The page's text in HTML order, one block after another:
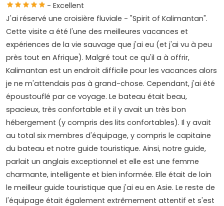
- Excellent
J'ai réservé une croisière fluviale - "Spirit of Kalimantan".
Cette visite a été l'une des meilleures vacances et
expériences de la vie sauvage que j'ai eu (et j'ai vu à peu
près tout en Afrique). Malgré tout ce qu'il a à offrir,
Kalimantan est un endroit difficile pour les vacances alors
je ne m'attendais pas à grand-chose. Cependant, j'ai été
époustouflé par ce voyage. Le bateau était beau,
spacieux, très confortable et il y avait un très bon
hébergement (y compris des lits confortables). Il y avait
au total six membres d'équipage, y compris le capitaine
du bateau et notre guide touristique. Ainsi, notre guide,
parlait un anglais exceptionnel et elle est une femme
charmante, intelligente et bien informée. Elle était de loin
le meilleur guide touristique que j'ai eu en Asie. Le reste de
l'équipage était également extrêmement attentif et s'est